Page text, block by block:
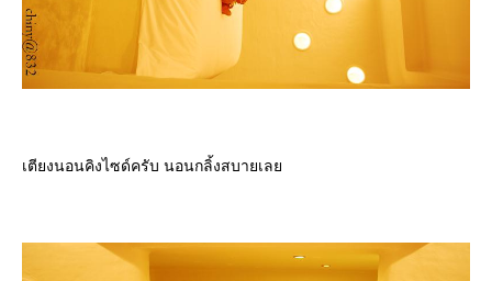
เตียงนอนคิงไซด์ครับ นอนกลิ้งสบายเล